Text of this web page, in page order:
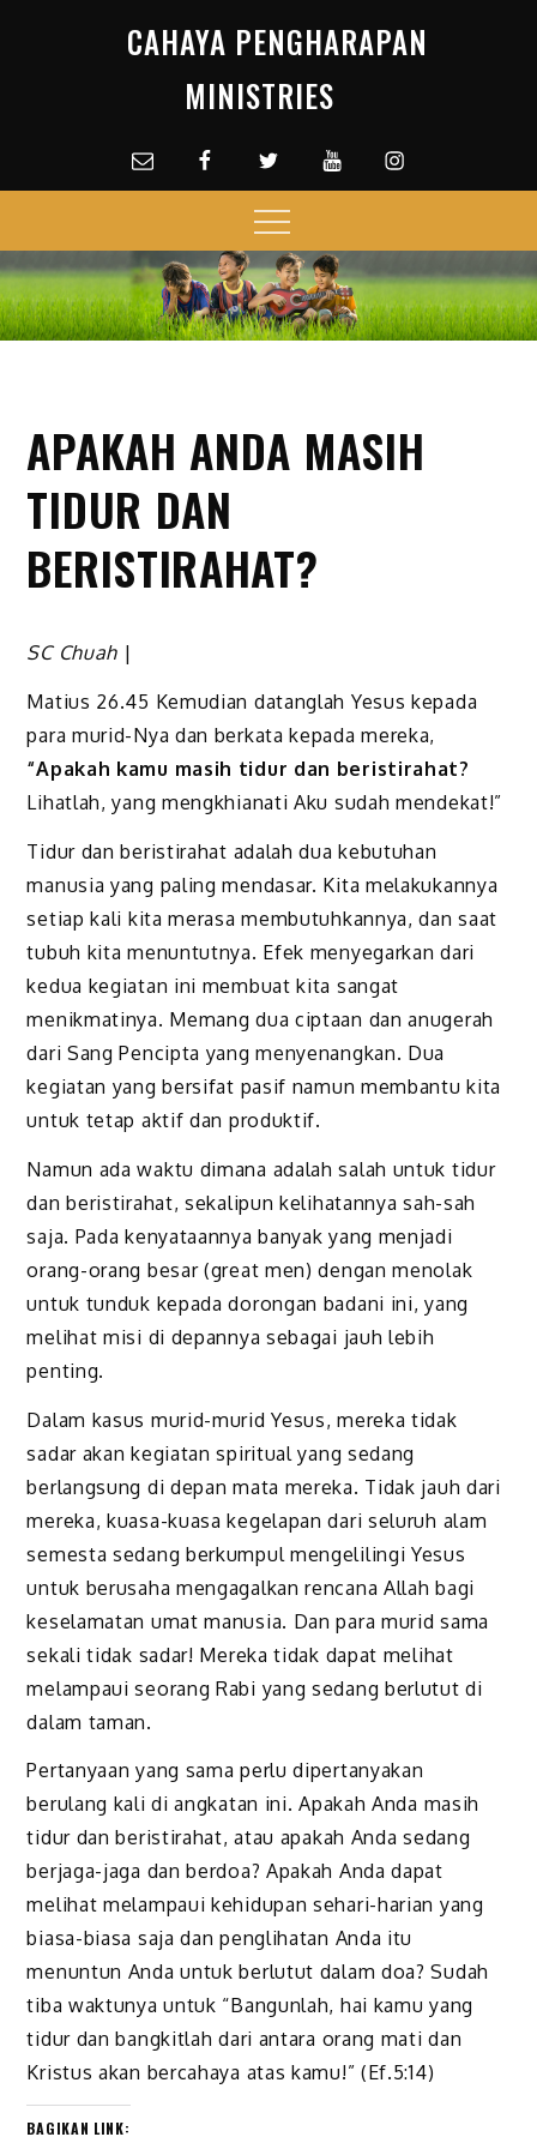
CAHAYA PENGHARAPAN
MINISTRIES
Email facebookTwitterYoutubeInstagram
Menu
APAKAH ANDA MASIH
TIDUR DAN
BERISTIRAHAT?
SC Chuah |
Matius 26.45 Kemudian datanglah Yesus kepada
para murid-Nya dan berkata kepada mereka,
“Apakah kamu masih tidur dan beristirahat?
Lihatlah, yang mengkhianati Aku sudah mendekat!”
Tidur dan beristirahat adalah dua kebutuhan
manusia yang paling mendasar. Kita melakukannya
setiap kali kita merasa membutuhkannya, dan saat
tubuh kita menuntutnya. Efek menyegarkan dari
kedua kegiatan ini membuat kita sangat
menikmatinya. Memang dua ciptaan dan anugerah
dari Sang Pencipta yang menyenangkan. Dua
kegiatan yang bersifat pasif namun membantu kita
untuk tetap aktif dan produktif.
Namun ada waktu dimana adalah salah untuk tidur
dan beristirahat, sekalipun kelihatannya sah-sah
saja. Pada kenyataannya banyak yang menjadi
orang-orang besar (great men) dengan menolak
untuk tunduk kepada dorongan badani ini, yang
melihat misi di depannya sebagai jauh lebih
penting.
Dalam kasus murid-murid Yesus, mereka tidak
sadar akan kegiatan spiritual yang sedang
berlangsung di depan mata mereka. Tidak jauh dari
mereka, kuasa-kuasa kegelapan dari seluruh alam
semesta sedang berkumpul mengelilingi Yesus
untuk berusaha mengagalkan rencana Allah bagi
keselamatan umat manusia. Dan para murid sama
sekali tidak sadar! Mereka tidak dapat melihat
melampaui seorang Rabi yang sedang berlutut di
dalam taman.
Pertanyaan yang sama perlu dipertanyakan
berulang kali di angkatan ini. Apakah Anda masih
tidur dan beristirahat, atau apakah Anda sedang
berjaga-jaga dan berdoa? Apakah Anda dapat
melihat melampaui kehidupan sehari-harian yang
biasa-biasa saja dan penglihatan Anda itu
menuntun Anda untuk berlutut dalam doa? Sudah
tiba waktunya untuk “Bangunlah, hai kamu yang
tidur dan bangkitlah dari antara orang mati dan
Kristus akan bercahaya atas kamu!” (Ef.5:14)
BAGIKAN LINK: